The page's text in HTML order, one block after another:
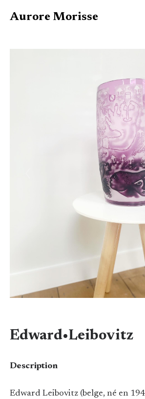
Aurore Morisse
Edward•Leibovitz
Description
Edward Leibovitz (belge, né en